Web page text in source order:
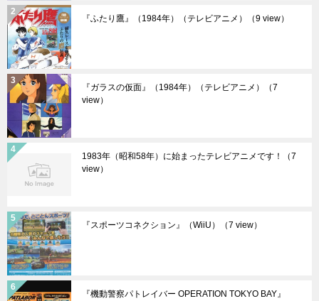
『ふたり鷹』（1984年）（テレビアニメ） （9 view）
『ガラスの仮面』（1984年）（テレビアニメ）
（7
view）
1983年（昭和58年）に始まったテレビアニメです！
（7
view）
『スポーツコネクション』（WiiU） （7 view）
『機動警察パトレイバー OPERATION TOKYO BAY』